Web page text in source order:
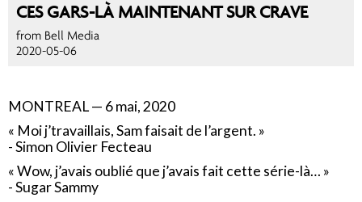
CES GARS-LÀ MAINTENANT SUR CRAVE
from Bell Media
2020-05-06
MONTREAL — 6 mai, 2020
« Moi j’travaillais, Sam faisait de l’argent. »
- Simon Olivier Fecteau
« Wow, j’avais oublié que j’avais fait cette série-là… »
- Sugar Sammy